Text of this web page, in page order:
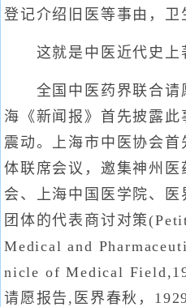
登记介绍旧医等事由，卫
这就是中医近代史上
全国中医药界联合请
海《新闻报》首先披露
震动。上海市中医协会
体联席会议，邀集神州
会、上海中国医学院、
团体的代表商讨对策
Medical and
nicle of Medical
请愿报告,医界春秋，